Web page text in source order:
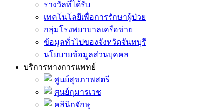
รางวัลที่ได้รับ
เทคโนโลยีเพื่อการรักษาผู้ป่วย
กลุ่มโรงพยาบาลเครือข่าย
ข้อมูลทั่วไปของจังหวัดจันทบุรี
นโยบายข้อมูลส่วนบุคคล
บริการทางการแพทย์
ศูนย์สุขภาพสตรี
ศูนย์กุมารเวช
คลินิกจักษุ